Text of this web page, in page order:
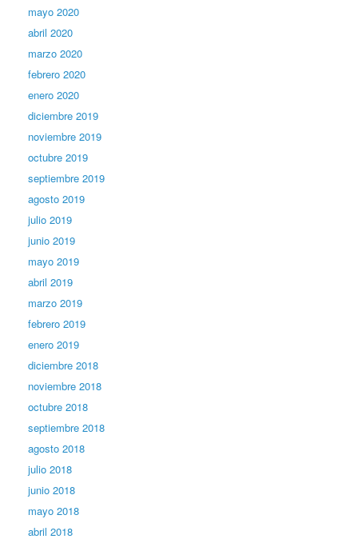
mayo 2020
abril 2020
marzo 2020
febrero 2020
enero 2020
diciembre 2019
noviembre 2019
octubre 2019
septiembre 2019
agosto 2019
julio 2019
junio 2019
mayo 2019
abril 2019
marzo 2019
febrero 2019
enero 2019
diciembre 2018
noviembre 2018
octubre 2018
septiembre 2018
agosto 2018
julio 2018
junio 2018
mayo 2018
abril 2018